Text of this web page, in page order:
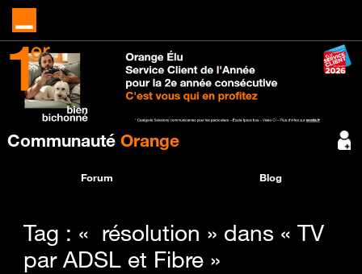
Communauté Orange
Forum Blog
Tag : « résolution » dans « TV
par ADSL et Fibre »